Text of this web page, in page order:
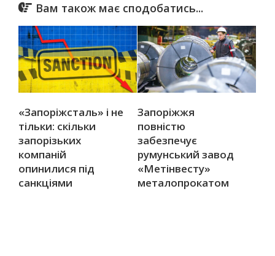
Вам також має сподобатись...
«Запоріжсталь» і не
тільки: скільки
запорізьких
компаній
опинилися під
санкціями
Запоріжжя
повністю
забезпечує
румунський завод
«Метінвесту»
металопрокатом